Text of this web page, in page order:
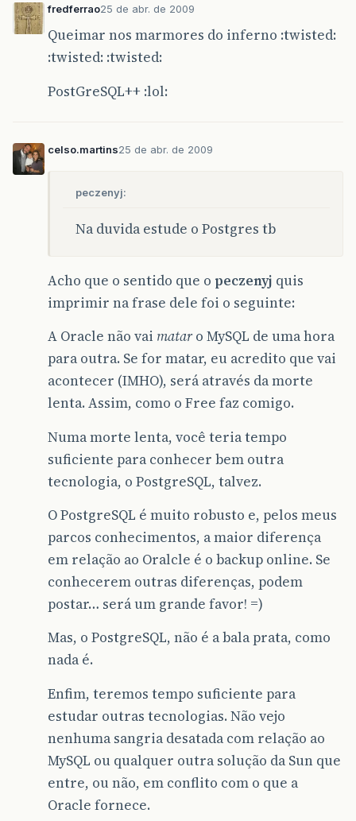
fredferrao25 de abr. de 2009
Queimar nos marmores do inferno :twisted:
:twisted: :twisted:
PostGreSQL++ :lol:
celso.martins25 de abr. de 2009
peczenyj:
Na duvida estude o Postgres tb
Acho que o sentido que o peczenyj quis
imprimir na frase dele foi o seguinte:
A Oracle não vai mataro MySQL de uma hora
para outra. Se for matar, eu acredito que vai
acontecer (IMHO), será através da morte
lenta. Assim, como o Free faz comigo.
Numa morte lenta, você teria tempo
suficiente para conhecer bem outra
tecnologia, o PostgreSQL, talvez.
O PostgreSQL é muito robusto e, pelos meus
parcos conhecimentos, a maior diferença
em relação ao Oralcle é o backup online. Se
conhecerem outras diferenças, podem
postar… será um grande favor! =)
Mas, o PostgreSQL, não é a bala prata, como
nada é.
Enfim, teremos tempo suficiente para
estudar outras tecnologias. Não vejo
nenhuma sangria desatada com relação ao
MySQL ou qualquer outra solução da Sun que
entre, ou não, em conflito com o que a
Oracle fornece.